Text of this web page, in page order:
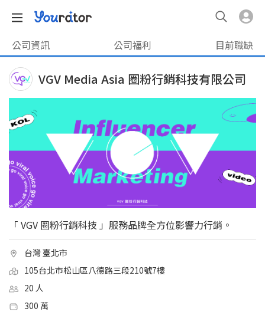
公司資訊 公司福利 目前職缺
VGV Media Asia 圈粉行銷科技有限公司
「 VGV 圈粉行銷科技 」服務品牌全方位影響力行銷。
台灣 臺北市
105台北市松山區八德路三段210號7樓
20 人
300 萬